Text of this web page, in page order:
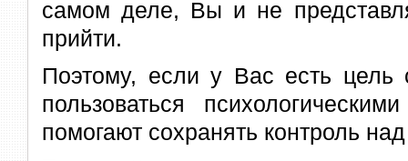
самом деле, Вы и не
прийти.
Поэтому, если у Вас есть цель
пользоваться
помогают сохранять контроль